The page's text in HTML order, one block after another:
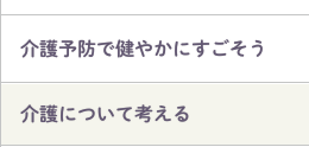
介護予防で健やかにすごそう
介護について考える